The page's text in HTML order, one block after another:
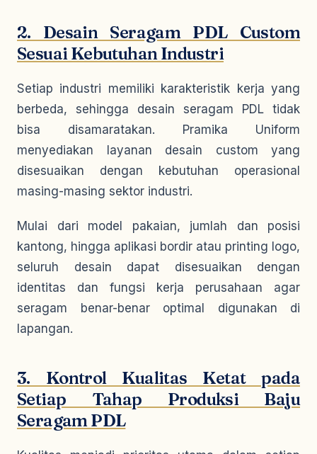
2. Desain Seragam PDL Custom
Sesuai Kebutuhan Industri
Setiap industri memiliki karakteristik kerja yang
berbeda, sehingga desain seragam PDL tidak
bisa disamaratakan. Pramika Uniform
menyediakan layanan desain custom yang
disesuaikan dengan kebutuhan operasional
masing-masing sektor industri.
Mulai dari model pakaian, jumlah dan posisi
kantong, hingga aplikasi bordir atau printing logo,
seluruh desain dapat disesuaikan dengan
identitas dan fungsi kerja perusahaan agar
seragam benar-benar optimal digunakan di
lapangan.
3. Kontrol Kualitas Ketat pada
Setiap Tahap Produksi Baju
Seragam PDL